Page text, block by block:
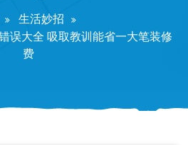
生活妙招
误大全 吸取教训能省一大笔装修
费